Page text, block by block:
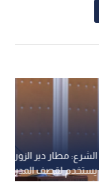
الشرع: مطار دير الزور
يستخدم لقصف المدن